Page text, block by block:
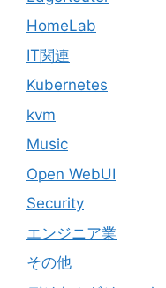
HomeLab
IT関連
Kubernetes
kvm
Music
Open WebUI
Security
エンジニア業
その他